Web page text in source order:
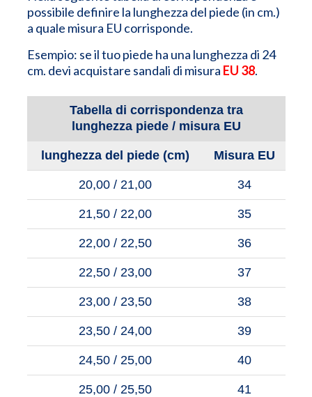
possibile definire la lunghezza del piede (in cm.)
a quale misura EU corrisponde.
Esempio: se il tuo piede ha una lunghezza di 24
cm. devi acquistare sandali di misura EU 38.
Tabella di corrispondenza tra
lunghezza piede / misura EU
lunghezza del piede (cm) Misura EU
20,00 / 21,00 34
21,50 / 22,00 35
22,00 / 22,50 36
22,50 / 23,00 37
23,00 / 23,50 38
23,50 / 24,00 39
24,50 / 25,00 40
25,00 / 25,50 41